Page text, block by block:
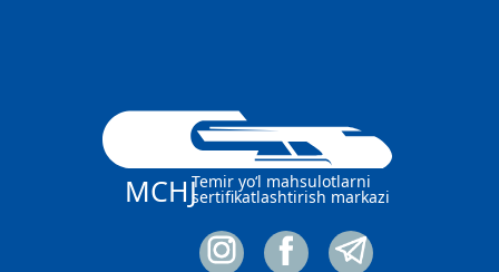
MCHJTemir yo‘l mahsulotlarni
sertifikatlashtirish markazi